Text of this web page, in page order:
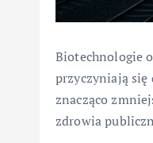
Biotechnologie
przyczyniają się
znacząco
zdrowia